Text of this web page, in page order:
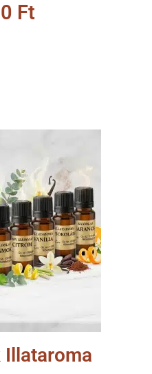
Ft
Illataroma